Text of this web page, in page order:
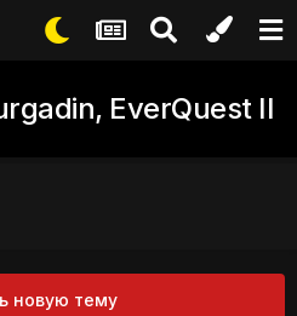
EverQuest II
новую тему